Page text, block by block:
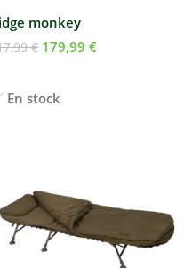
monkey
En stock
€ 179,99 €